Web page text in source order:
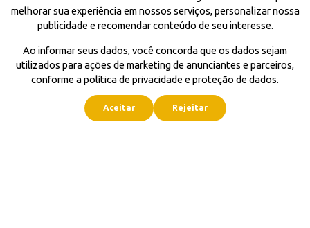
melhorar sua experiência em nossos serviços, personalizar nossa
publicidade e recomendar conteúdo de seu interesse.
Ao informar seus dados, você concorda que os dados sejam
utilizados para ações de marketing de anunciantes e parceiros,
conforme a política de privacidade e proteção de dados.
Aceitar Rejeitar